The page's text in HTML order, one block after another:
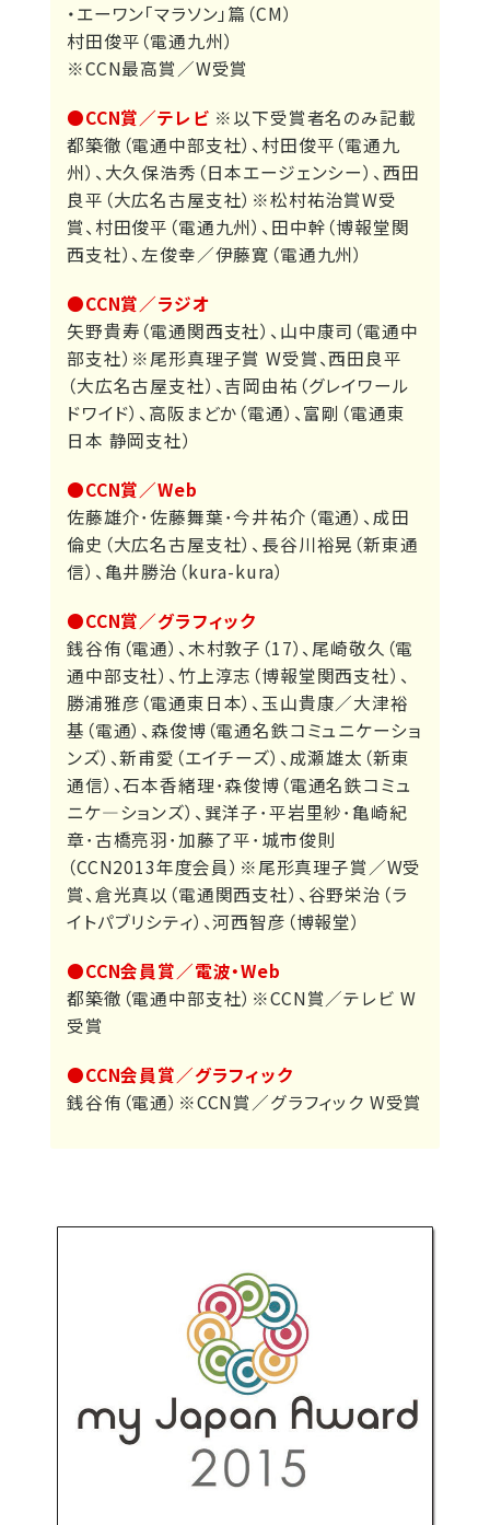
・エーワン「マラソン」篇（CM）
村田俊平（電通九州）
※CCN最高賞／W受賞
●CCN賞／テレビ ※以下受賞者名のみ記載
都築徹（電通中部支社）、村田俊平（電通九
州）、大久保浩秀（日本エージェンシー）、西田
良平（大広名古屋支社）※松村祐治賞W受
賞、村田俊平（電通九州）、田中幹（博報堂関
西支社）、左俊幸／伊藤寛（電通九州）
●CCN賞／ラジオ
矢野貴寿（電通関西支社）、山中康司（電通中
部支社）※尾形真理子賞 W受賞、西田良平
（大広名古屋支社）、吉岡由祐（グレイワール
ドワイド）、高阪まどか（電通）、富剛（電通東
日本 静岡支社）
●CCN賞／Web
佐藤雄介･佐藤舞葉･今井祐介（電通）、成田
倫史（大広名古屋支社）、長谷川裕晃（新東通
信）、亀井勝治（kura-kura）
●CCN賞／グラフィック
銭谷侑（電通）、木村敦子（17）、尾崎敬久（電
通中部支社）、竹上淳志（博報堂関西支社）、
勝浦雅彦（電通東日本）、玉山貴康／大津裕
基（電通）、森俊博（電通名鉄コミュニケーショ
ンズ）、新甫愛（エイチーズ）、成瀬雄太（新東
通信）、石本香緒理･森俊博（電通名鉄コミュ
ニケ―ションズ）、巽洋子･平岩里紗･亀崎紀
章･古橋亮羽･加藤了平･城市俊則
（CCN2013年度会員）※尾形真理子賞／W受
賞、倉光真以（電通関西支社）、谷野栄治（ラ
イトパブリシティ）、河西智彦（博報堂）
●CCN会員賞／電波・Web
都築徹（電通中部支社）※CCN賞／テレビ W
受賞
●CCN会員賞／グラフィック
銭谷侑（電通）※CCN賞／グラフィック W受賞